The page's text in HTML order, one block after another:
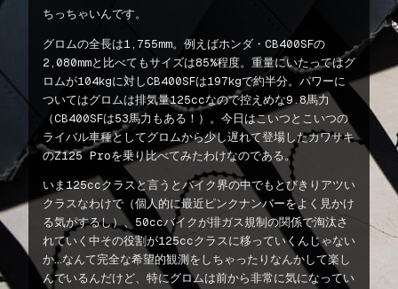
ちっちゃいんです。
グロムの全長は1,755mm。例えばホンダ・CB400SFの
2,080mmと比べてもサイズは85%程度。重量にいたってはグ
ロムが104kgに対しCB400SFは197kgで約半分。パワーに
ついてはグロムは排気量125ccなので控えめな9.8馬力
（CB400SFは53馬力もある！）。今日はこいつとこいつの
ライバル車種としてグロムから少し遅れて登場したカワサキ
のZ125 Proを乗り比べてみたわけなのである。
いま125ccクラスと言うとバイク界の中でもとびきりアツい
クラスなわけで（個人的に最近ピンクナンバーをよく見かけ
る気がするし）、50ccバイクが排ガス規制の関係で淘汰さ
れていく中その役割が125ccクラスに移っていくんじゃない
か…なんて完全な希望的観測をしちゃったりなんかして楽し
んでいるんだけど、特にグロムは前から非常に気になってい